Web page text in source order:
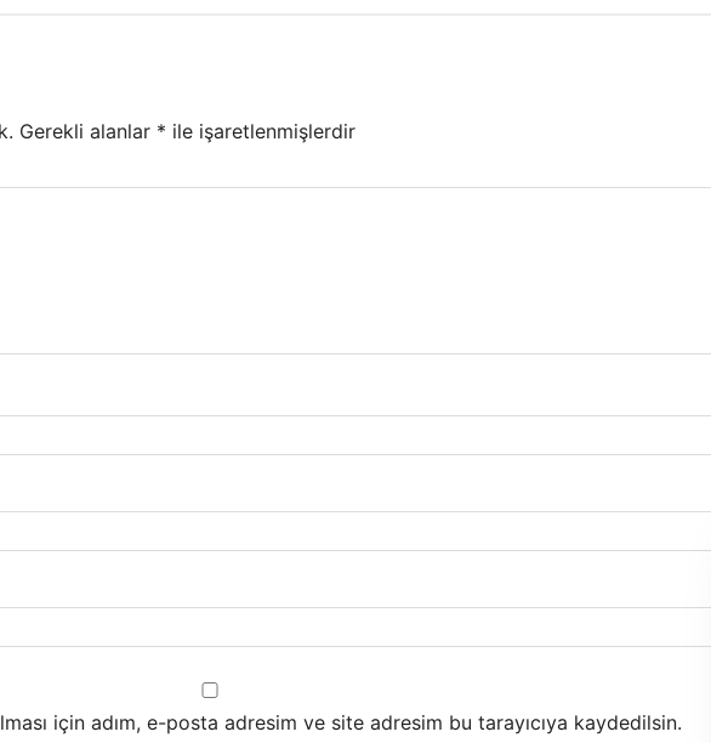
Gerekli alanlar * ile işaretlenmişlerdir
için adım, e-posta adresim ve site adresim bu tarayıcıya kaydedilsin.